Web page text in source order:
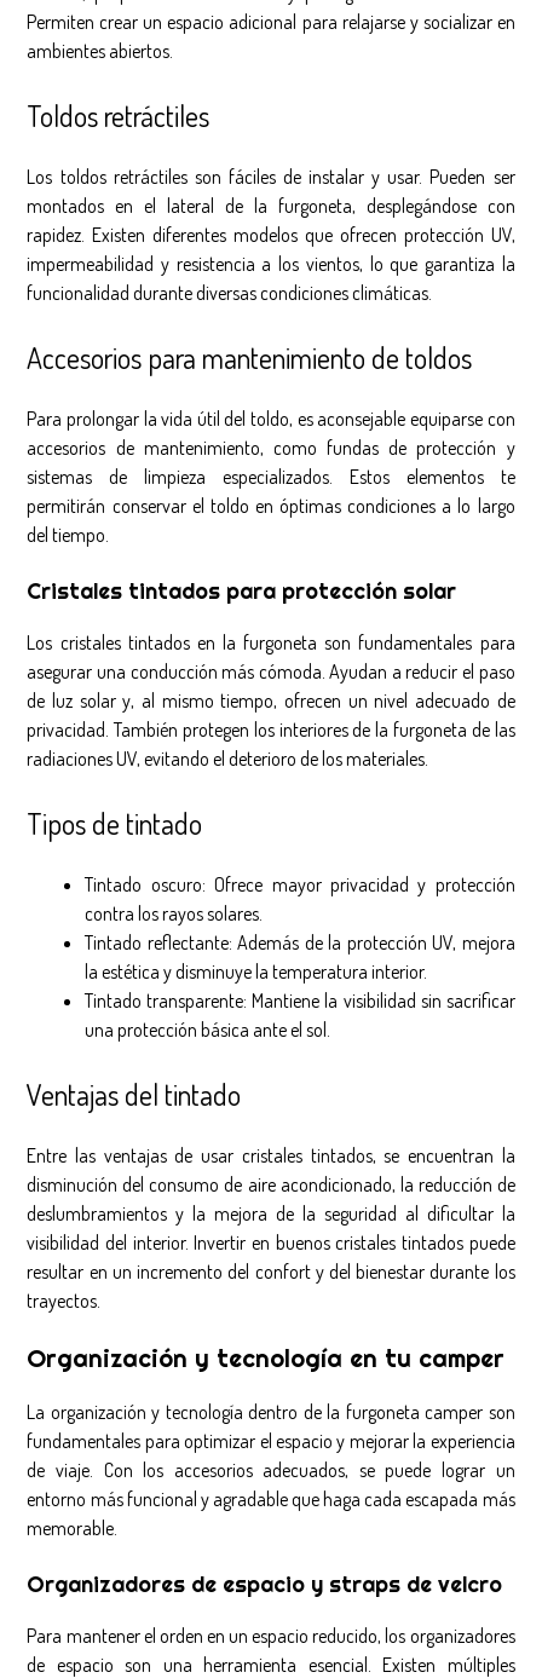
Permiten crear un espacio adicional para relajarse y socializar en
ambientes abiertos.
Toldos retráctiles
Los toldos retráctiles son fáciles de instalar y usar. Pueden ser
montados en el lateral de la furgoneta, desplegándose con
rapidez. Existen diferentes modelos que ofrecen protección UV,
impermeabilidad y resistencia a los vientos, lo que garantiza la
funcionalidad durante diversas condiciones climáticas.
Accesorios para mantenimiento de toldos
Para prolongar la vida útil del toldo, es aconsejable equiparse con
accesorios de mantenimiento, como fundas de protección y
sistemas de limpieza especializados. Estos elementos te
permitirán conservar el toldo en óptimas condiciones a lo largo
del tiempo.
Cristales tintados para protección solar
Los cristales tintados en la furgoneta son fundamentales para
asegurar una conducción más cómoda. Ayudan a reducir el paso
de luz solar y, al mismo tiempo, ofrecen un nivel adecuado de
privacidad. También protegen los interiores de la furgoneta de las
radiaciones UV, evitando el deterioro de los materiales.
Tipos de tintado
Tintado oscuro: Ofrece mayor privacidad y protección
contra los rayos solares.
Tintado reflectante: Además de la protección UV, mejora
la estética y disminuye la temperatura interior.
Tintado transparente: Mantiene la visibilidad sin sacrificar
una protección básica ante el sol.
Ventajas del tintado
Entre las ventajas de usar cristales tintados, se encuentran la
disminución del consumo de aire acondicionado, la reducción de
deslumbramientos y la mejora de la seguridad al dificultar la
visibilidad del interior. Invertir en buenos cristales tintados puede
resultar en un incremento del confort y del bienestar durante los
trayectos.
Organización y tecnología en tu camper
La organización y tecnología dentro de la furgoneta camper son
fundamentales para optimizar el espacio y mejorar la experiencia
de viaje. Con los accesorios adecuados, se puede lograr un
entorno más funcional y agradable que haga cada escapada más
memorable.
Organizadores de espacio y straps de velcro
Para mantener el orden en un espacio reducido, los organizadores
de espacio son una herramienta esencial. Existen múltiples